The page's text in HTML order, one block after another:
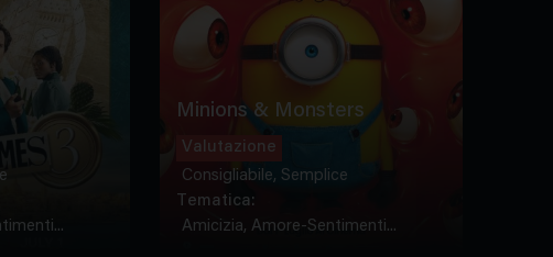
Minions & Monsters
Valutazione
Consigliabile, Semplice
Tematica:
Amicizia, Amore-Sentimenti...